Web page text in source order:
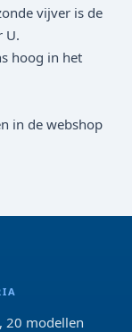
vijver is de
U.
hoog in het
in de webshop
20 modellen